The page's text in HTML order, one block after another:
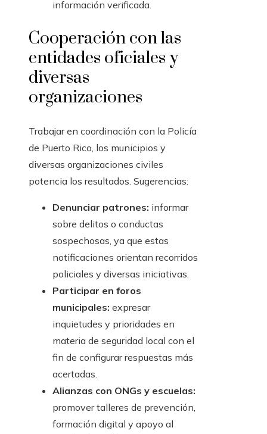
información verificada.
Cooperación con las
entidades oficiales y
diversas
organizaciones
Trabajar en coordinación con la Policía
de Puerto Rico, los municipios y
diversas organizaciones civiles
potencia los resultados. Sugerencias:
Denunciar patrones: informar
sobre delitos o conductas
sospechosas, ya que estas
notificaciones orientan recorridos
policiales y diversas iniciativas.
Participar en foros
municipales: expresar
inquietudes y prioridades en
materia de seguridad local con el
fin de configurar respuestas más
acertadas.
Alianzas con ONGs y escuelas:
promover talleres de prevención,
formación digital y apoyo al